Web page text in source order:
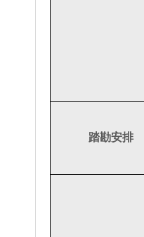
踏勘安排